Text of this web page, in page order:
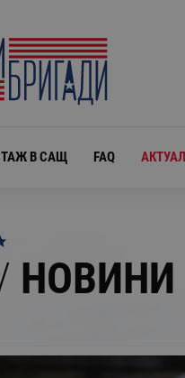
В САЩ FAQ
НОВИНИ